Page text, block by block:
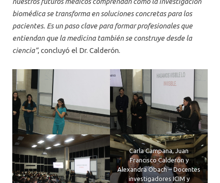
biomédica se transforma en soluciones concretas para los
pacientes. Es un paso clave para formar profesionales que
entiendan que la medicina también se construye desde la
ciencia”, concluyó el Dr. Calderón.
Carla Campana, Juan
Francisco Calderón y
Alexandra Obach – Docentes
investigadores ICIM y